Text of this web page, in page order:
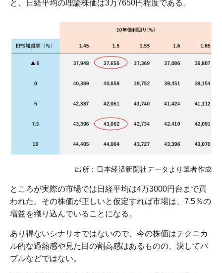
と、日経平均の理論株価は3万7650円程度である。
出所：日本経済新聞社データより筆者作成
ところが実際の市場では日経平均は4万3000円台まで買
われた。その株価が正しいと仮定すれば市場は、7.5％の
増益を織り込んでいることになる。
あり得ないシナリオではないので、今の株価はテクニカ
ル的な過熱感や見た目の割高感はあるものの、決してバ
ブルなどではない。